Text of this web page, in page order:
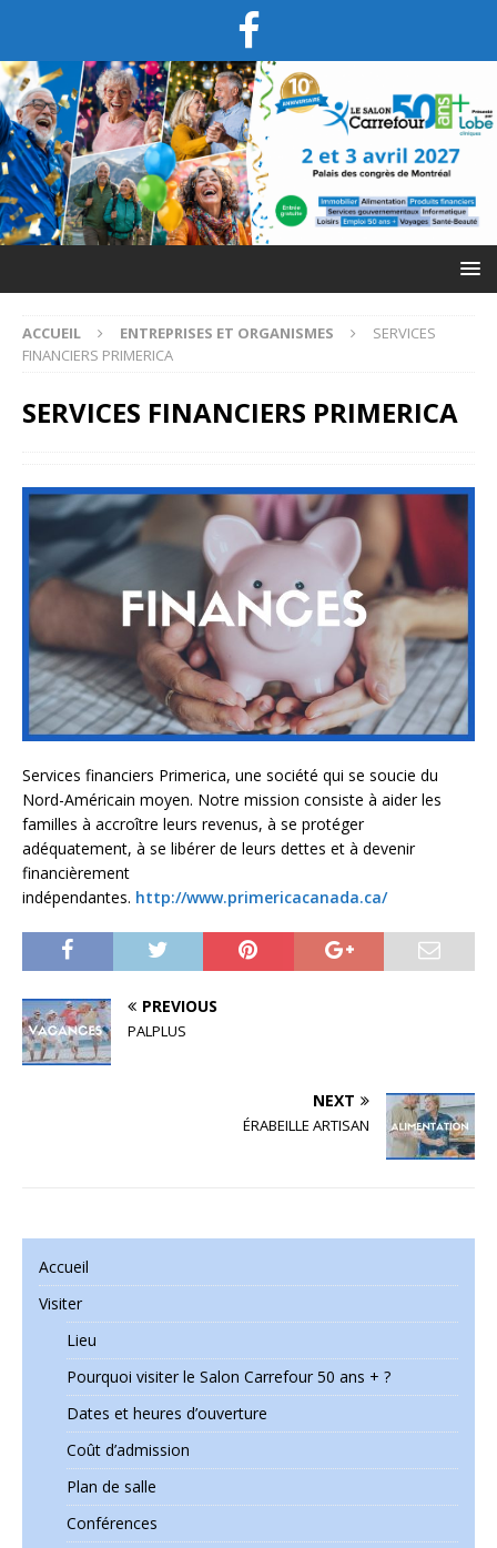
ACCUEIL ENTREPRISES ET ORGANISMES
SERVICES
FINANCIERS PRIMERICA
SERVICES FINANCIERS PRIMERICA
Services financiers Primerica, une société qui se soucie du
Nord-Américain moyen. Notre mission consiste à aider les
familles à accroître leurs revenus, à se protéger
adéquatement, à se libérer de leurs dettes et à devenir
financièrement
indépendantes. http://www.primericacanada.ca/
PREVIOUS
PALPLUS
NEXT
ÉRABEILLE ARTISAN
Accueil
Visiter
Lieu
Pourquoi visiter le Salon Carrefour 50 ans + ?
Dates et heures d’ouverture
Coût d’admission
Plan de salle
Conférences